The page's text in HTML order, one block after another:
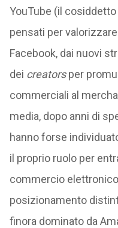
YouTube (il cosiddetto
pensati per
Facebook, dai nuovi
dei creatorsper
commerciali al
media, dopo anni di
hanno forse
il proprio ruolo per
commercio
posizionamento
finora dominato da